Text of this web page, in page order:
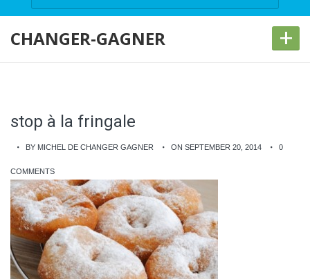
CHANGER-GAGNER +
stop à la fringale
BY MICHEL DE CHANGER GAGNER ON SEPTEMBER 20, 2014 0
COMMENTS